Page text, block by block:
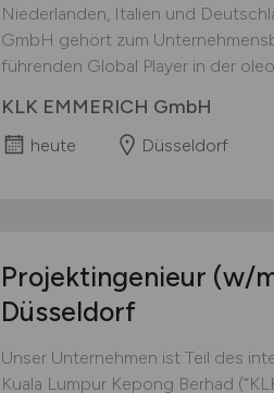
Niederlanden, Italien und
GmbH gehört zum
führenden Global Player in der
KLK EMMERICH GmbH
heute Düsseldorf
Projektingenieur (w/
Düsseldorf
Unser Unternehmen ist Teil des
Kuala Lumpur Kepong Berhad